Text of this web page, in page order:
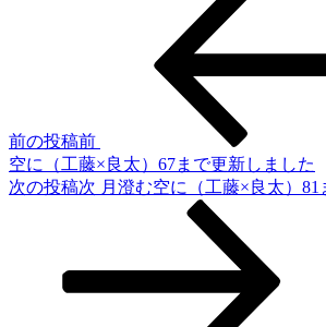
前の投稿前
空に（工藤×良太）67まで更新しました
次の投稿次 月澄む空に（工藤×良太）